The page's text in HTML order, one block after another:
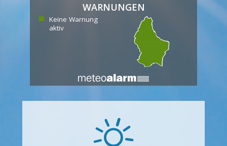
WARNUNGEN
Keine Warnung
aktiv